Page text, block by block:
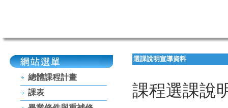
總體課程計畫
課表
選課說明宣導資料
課程選課說